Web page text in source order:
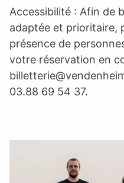
Accessibilité : Afin de
adaptée et prioritaire,
présence de
votre réservation en
03.88 69 54 37.